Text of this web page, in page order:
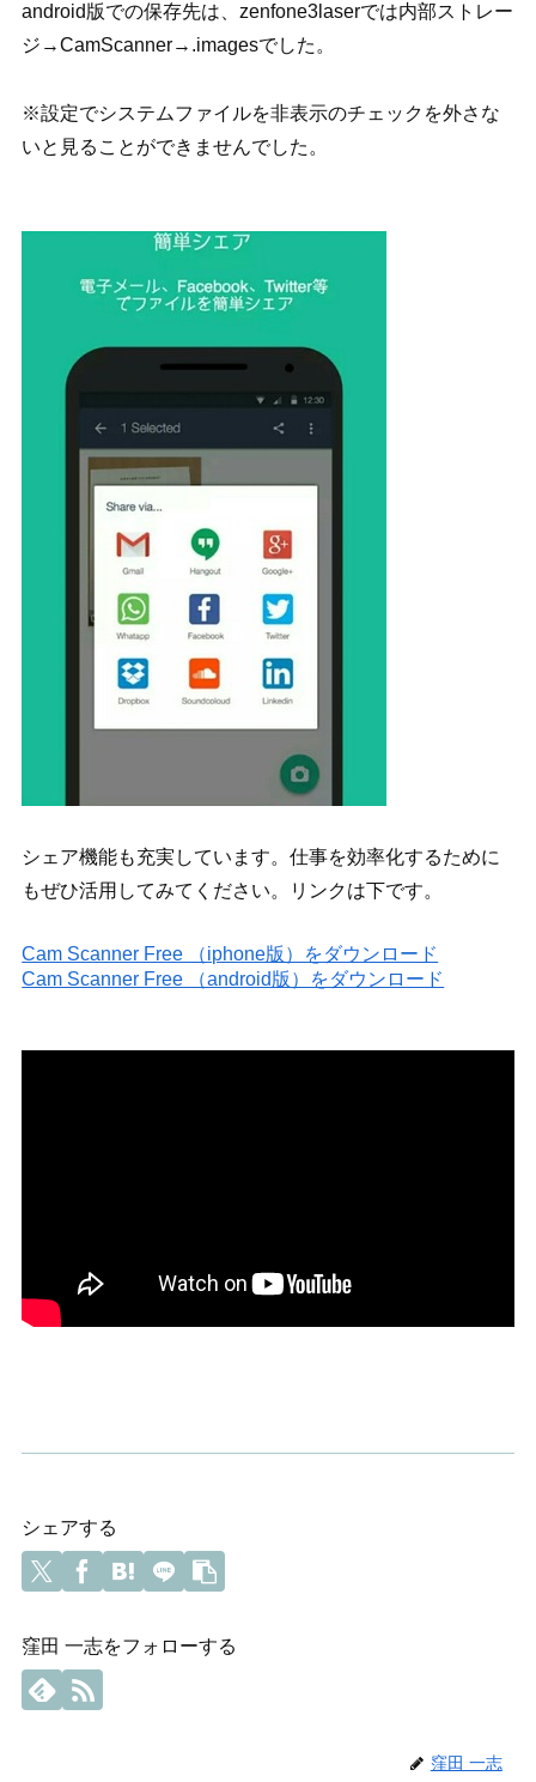
android版での保存先は、zenfone3laserでは内部ストレー
ジ→CamScanner→.imagesでした。
※設定でシステムファイルを非表示のチェックを外さな
いと見ることができませんでした。
シェア機能も充実しています。仕事を効率化するために
もぜひ活用してみてください。リンクは下です。
Cam Scanner Free （iphone版）をダウンロード
Cam Scanner Free （android版）をダウンロード
シェアする
窪田 一志をフォローする
窪田 一志